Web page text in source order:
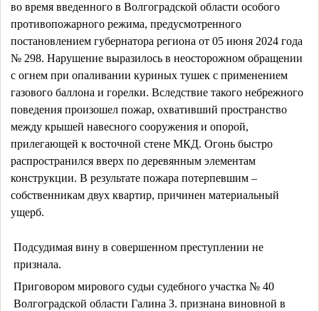
во время введенного в Волгоградской области особого
противопожарного режима, предусмотренного
постановлением губернатора региона от 05 июня 2024 года
№ 298. Нарушение выразилось в неосторожном обращении
с огнем при опаливании куриных тушек с применением
газового баллона и горелки. Вследствие такого небрежного
поведения произошел пожар, охвативший пространство
между крышей навесного сооружения и опорой,
прилегающей к восточной стене МКД. Огонь быстро
распространился вверх по деревянным элементам
конструкции. В результате пожара потерпевшим –
собственникам двух квартир, причинен материальный
ущерб.
Подсудимая вину в совершенном преступлении не
признала.
Приговором мирового судьи судебного участка № 40
Волгоградской области Галина З. признана виновной в